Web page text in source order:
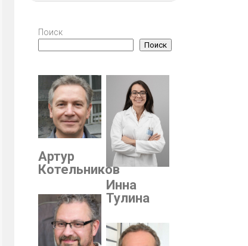
Поиск
Поиск
Артур
Котельников
Инна
Тулина